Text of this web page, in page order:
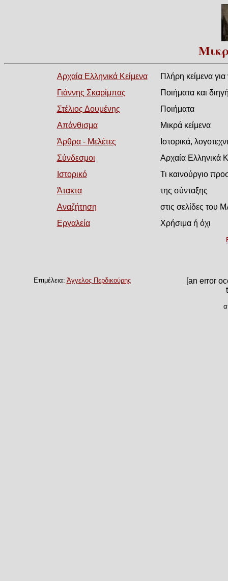
Αρχαία Ελληνικά Κείμενα
Πλήρη κείμενα για
Γιάννης Σκαρίμπας
Ποιήματα και
Στέλιος Δουμένης
Ποιήματα
Απάνθισμα
Μικρά κείμενα
Άρθρα - Μελέτες
Ιστορικά,
Σύνδεσμοι
Αρχαία Ελληνικά
Ιστορικό
Τι καινούργιο
Άτακτα
της σύνταξης
Αναζήτηση
στις σελίδες του
Εργαλεία
Χρήσιμα ή όχι
Επιμέλεια: Άγγελος Περδικούρης
[an error